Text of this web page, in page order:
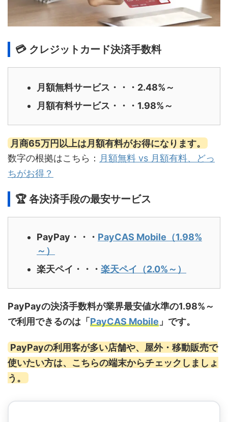
💳 クレジットカード決済手数料
月額無料サービス・・・2.48%～
月額有料サービス・・・1.98%～
月商65万円以上は月額有料がお得になります。
数字の根拠はこちら： 月額無料 vs 月額有料、どっ
ちがお得？
🏆 各決済手段の最安サービス
PayPay・・・ PayCAS Mobile（1.98%
～）
楽天ペイ・・・ 楽天ペイ（2.0%～）
PayPayの決済手数料が業界最安値水準の1.98%～
で利用できるのは「 PayCAS Mobile 」です。
PayPayの利用客が多い店舗や、屋外・移動販売で
使いたい方は、こちらの端末からチェックしましょ
う。